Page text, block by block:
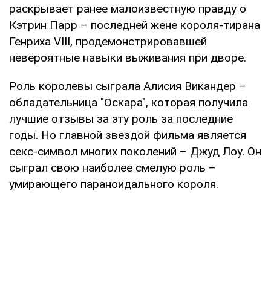
раскрывает ранее малоизвестную правду о
Кэтрин Парр – последней жене короля-тирана
Генриха VIII, продемонстрировавшей
невероятные навыки выживания при дворе.
Роль королевы сыграла Алисия Викандер –
обладательница "Оскара", которая получила
лучшие отзывы за эту роль за последние
годы. Но главной звездой фильма является
секс-символ многих поколений – Джуд Лоу. Он
сыграл свою наиболее смелую роль –
умирающего параноидального короля.